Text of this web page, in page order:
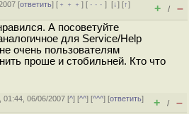
[ответить] [ ﹢﹢﹢] [ · · ·][↓] [↑]
+ / –
А посоветуйте
для Service/Help
очень пользователям
проше и стобильней. Кто что
01:44, 06/06/2007 [^] [^^] [^^^] [ответить]
+ / –